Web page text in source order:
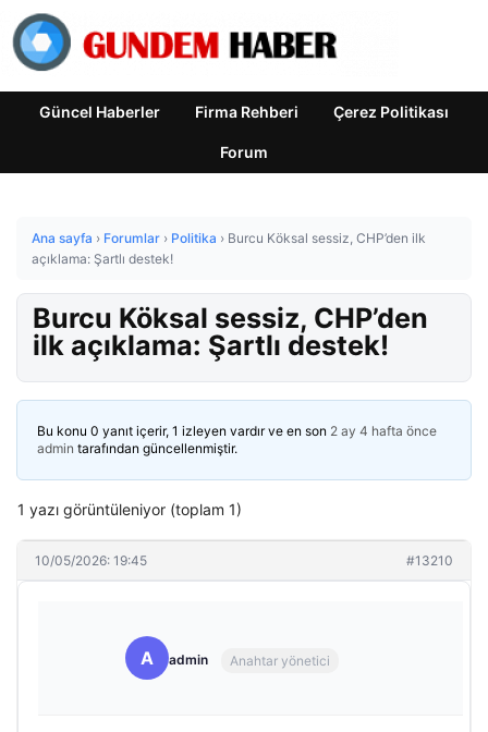
Güncel Haberler Firma Rehberi Çerez Politikası
Forum
Ana sayfa › Forumlar › Politika › Burcu Köksal sessiz, CHP’den ilk
açıklama: Şartlı destek!
Burcu Köksal sessiz, CHP’den
ilk açıklama: Şartlı destek!
Bu konu 0 yanıt içerir, 1 izleyen vardır ve en son 2 ay 4 hafta önce
admin tarafından güncellenmiştir.
1 yazı görüntüleniyor (toplam 1)
10/05/2026: 19:45 #13210
A admin Anahtar yönetici